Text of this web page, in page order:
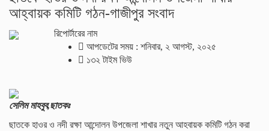
আহ্বায়ক কমিটি গঠন-গাজীপুর সংবাদ
রিপোর্টারের নাম
আপডেটের সময় : শনিবার, ২ আগস্ট, ২০২৫
১৩২ টাইম ভিউ
সেলিম মাহবুব,ছাতকঃ
ছাতকে হাওর ও নদী রক্ষা আন্দোলন উপজেলা শাখার নতুন আহবায়ক কমিটি গঠন করা